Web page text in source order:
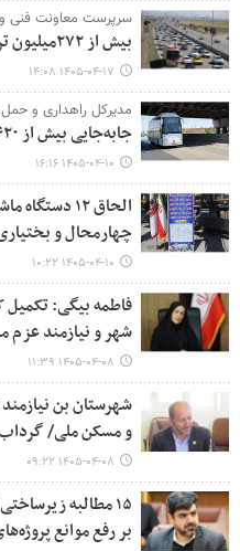
سرپرست معاونت فنی و
بیش از ۲۷۲میلیون تردد در جاده های قزوین به ثبت رسید
۱۴۰۵-۰۴-۱۷ ۱۴:۰۸
مدیرکل راهداری و
جابه‌جایی بیش از ۴۲۰هزار مسافر در قزوین
۱۴۰۵-۰۴-۱۰ ۱۶:۱۶
الحاق ۱۲
چهارمحال و بختیاری/
۱۴۰۵-۰۴-۱۰ ۱۰:۲۲
شهر و نیازمند عزم
۱۴۰۵-۰۴-۰۸ ۱۱:۳۹
شهرستان بن
و مسکن ملی/ گرداب
۱۴۰۵-۰۴-۰۸ ۰۹:۲۲
۱۵ مطالبه
بر رفع موانع